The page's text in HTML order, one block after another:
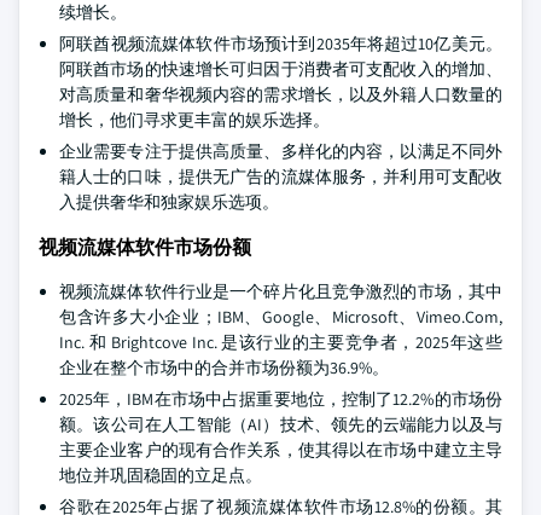
续增长。
阿联酋视频流媒体软件市场预计到2035年将超过10亿美元。
阿联酋市场的快速增长可归因于消费者可支配收入的增加、
对高质量和奢华视频内容的需求增长，以及外籍人口数量的
增长，他们寻求更丰富的娱乐选择。
企业需要专注于提供高质量、多样化的内容，以满足不同外
籍人士的口味，提供无广告的流媒体服务，并利用可支配收
入提供奢华和独家娱乐选项。
视频流媒体软件市场份额
视频流媒体软件行业是一个碎片化且竞争激烈的市场，其中
包含许多大小企业；IBM、Google、Microsoft、Vimeo.Com,
Inc. 和 Brightcove Inc. 是该行业的主要竞争者，2025年这些
企业在整个市场中的合并市场份额为36.9%。
2025年，IBM在市场中占据重要地位，控制了12.2%的市场份
额。该公司在人工智能（AI）技术、领先的云端能力以及与
主要企业客户的现有合作关系，使其得以在市场中建立主导
地位并巩固稳固的立足点。
谷歌在2025年占据了视频流媒体软件市场12.8%的份额。其